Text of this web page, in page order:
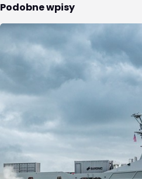
Podobne wpisy